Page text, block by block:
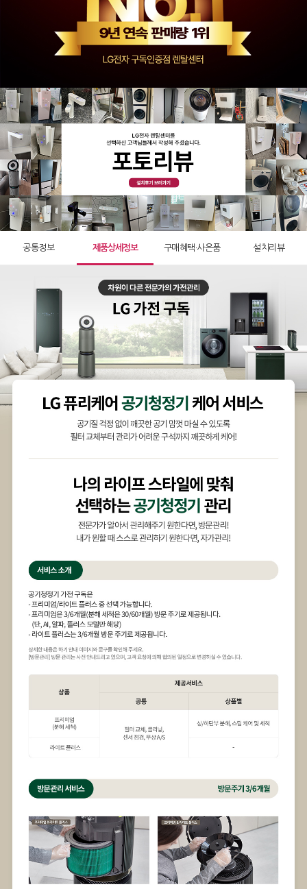
공통정보 제품상세정보 구매혜택·사은품 설치리뷰